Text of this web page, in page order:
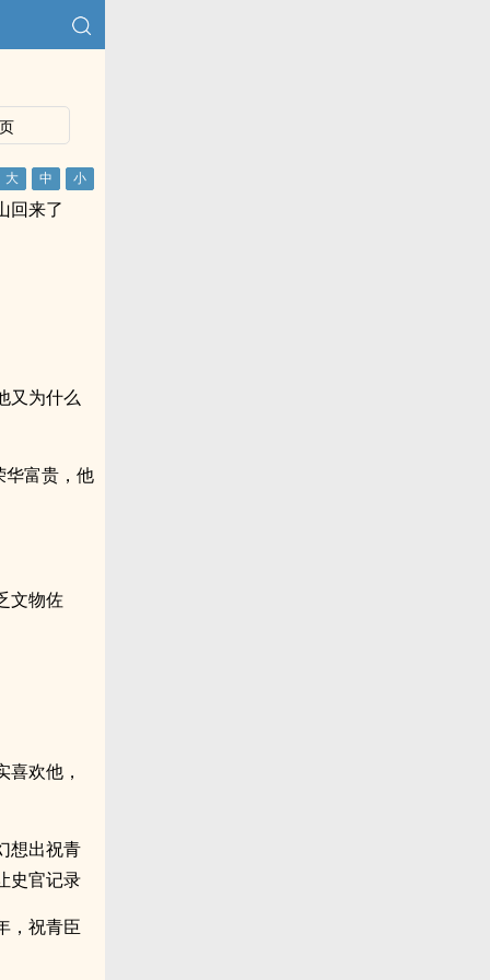
回来了
又为什么
华富贵，他
文物佐
欢他，
想出祝青
史官记录
，祝青臣